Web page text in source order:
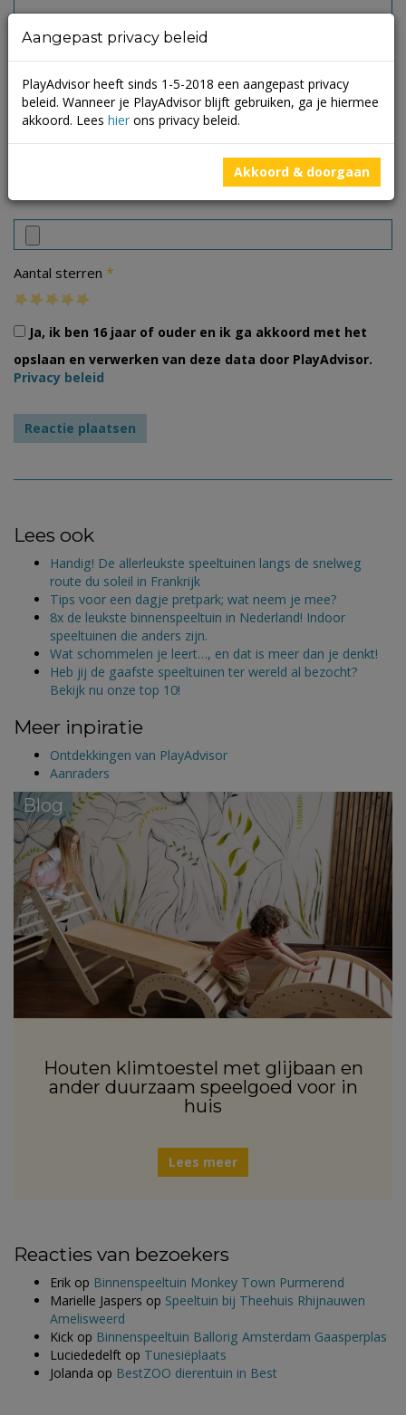
Aantal sterren *
Ja, ik ben 16 jaar of ouder en ik ga akkoord met het
opslaan en verwerken van deze data door PlayAdvisor.
Privacy beleid
Lees ook
Handig! De allerleukste speeltuinen langs de snelweg
route du soleil in Frankrijk
Tips voor een dagje pretpark; wat neem je mee?
8x de leukste binnenspeeltuin in Nederland! Indoor
speeltuinen die anders zijn.
Wat schommelen je leert…, en dat is meer dan je denkt!
Heb jij de gaafste speeltuinen ter wereld al bezocht?
Bekijk nu onze top 10!
Meer inpiratie
Ontdekkingen van PlayAdvisor
Aanraders
Blog
Houten klimtoestel met glijbaan en
ander duurzaam speelgoed voor in
huis
Lees meer
Reacties van bezoekers
Erik op Binnenspeeltuin Monkey Town Purmerend
Marielle Jaspers op Speeltuin bij Theehuis Rhijnauwen
Amelisweerd
Kick op Binnenspeeltuin Ballorig Amsterdam Gaasperplas
Luciededelft op Tunesiëplaats
Jolanda op BestZOO dierentuin in Best
Aangepast privacy beleid
PlayAdvisor heeft sinds 1-5-2018 een aangepast privacy
beleid. Wanneer je PlayAdvisor blijft gebruiken, ga je hiermee
akkoord. Lees hier ons privacy beleid.
Akkoord & doorgaan